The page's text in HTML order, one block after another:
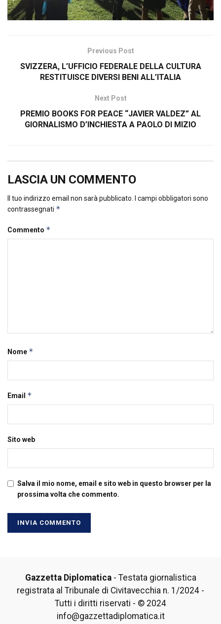
Previous Post
SVIZZERA, L’UFFICIO FEDERALE DELLA CULTURA
RESTITUISCE DIVERSI BENI ALL’ITALIA
Next Post
PREMIO BOOKS FOR PEACE “JAVIER VALDEZ” AL
GIORNALISMO D’INCHIESTA A PAOLO DI MIZIO
LASCIA UN COMMENTO
Il tuo indirizzo email non sarà pubblicato.
I campi obbligatori sono
contrassegnati *
Commento *
Nome *
Email *
Sito web
Salva il mio nome, email e sito web in questo browser per la
prossima volta che commento.
Gazzetta Diplomatica- Testata giornalistica
registrata al Tribunale di Civitavecchia n. 1/2024 -
Tutti i diritti riservati - © 2024
info@gazzettadiplomatica.it